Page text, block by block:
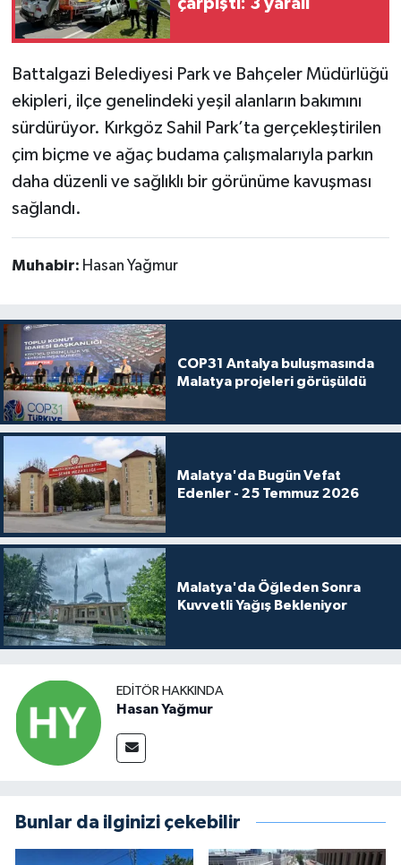
Battalgazi Belediyesi Park ve Bahçeler Müdürlüğü
ekipleri, ilçe genelindeki yeşil alanların bakımını
sürdürüyor. Kırkgöz Sahil Park’ta gerçekleştirilen
çim biçme ve ağaç budama çalışmalarıyla parkın
daha düzenli ve sağlıklı bir görünüme kavuşması
sağlandı.
Muhabir: Hasan Yağmur
COP31 Antalya buluşmasında
Malatya projeleri görüşüldü
Malatya'da Bugün Vefat
Edenler - 25 Temmuz 2026
Malatya'da Öğleden Sonra
Kuvvetli Yağış Bekleniyor
EDITÖR HAKKINDA
Hasan Yağmur
Bunlar da ilginizi çekebilir